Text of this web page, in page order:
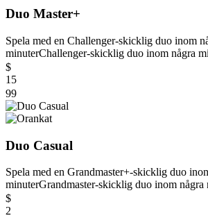
Duo Master+
Spela med en Challenger-skicklig duo inom
minuterChallenger-skicklig duo inom några
$
15
99
Duo Casual
Spela med en Grandmaster+-skicklig duo
minuterGrandmaster-skicklig duo inom några
$
2